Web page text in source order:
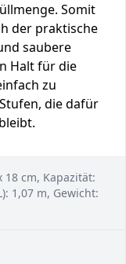
Somit
der praktische
saubere
Halt für die
zu
die dafür
18 cm, Kapazität:
1,07 m, Gewicht: